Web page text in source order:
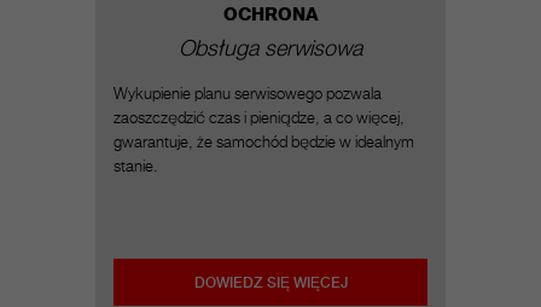
OCHRONA
Obsługa serwisowa
Wykupienie planu serwisowego pozwala
zaoszczędzić czas i pieniądze, a co więcej,
gwarantuje, że samochód będzie w idealnym
stanie.
DOWIEDZ SIĘ WIĘCEJ